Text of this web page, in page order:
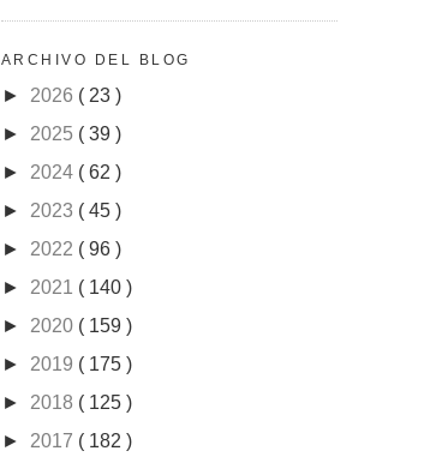
ARCHIVO DEL BLOG
► 2026 ( 23 )
► 2025 ( 39 )
► 2024 ( 62 )
► 2023 ( 45 )
► 2022 ( 96 )
► 2021 ( 140 )
► 2020 ( 159 )
► 2019 ( 175 )
► 2018 ( 125 )
► 2017 ( 182 )